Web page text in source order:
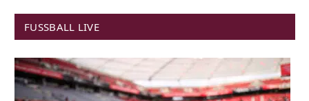
FUSSBALL LIVE